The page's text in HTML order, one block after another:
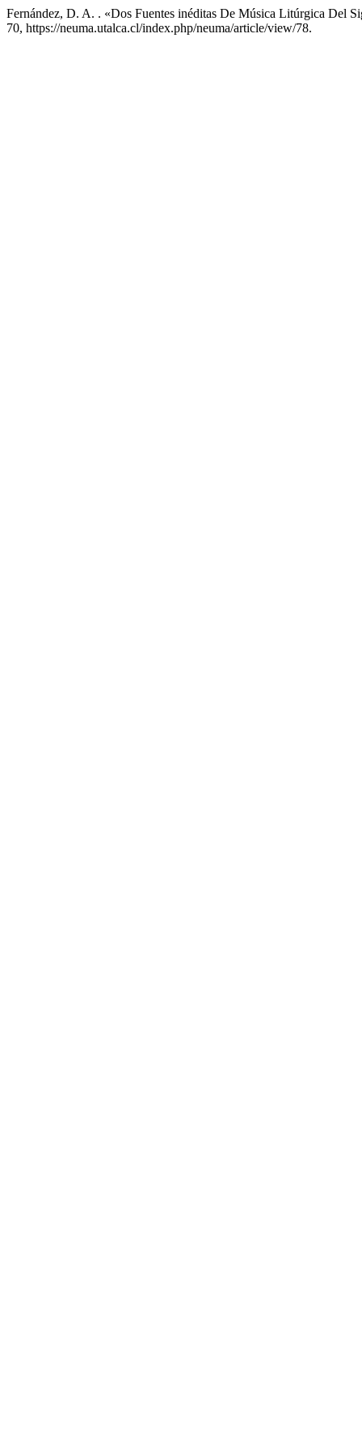
Fernández, D. A. . «Dos Fuentes inéditas De Música Litúrgica Del
70, https://neuma.utalca.cl/index.php/neuma/article/view/78.